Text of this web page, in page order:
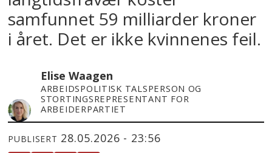
samfunnet 59 milliarder kroner
i året. Det er ikke kvinnenes feil.
Elise Waagen
ARBEIDSPOLITISK TALSPERSON OG
STORTINGSREPRESENTANT FOR
ARBEIDERPARTIET
PUBLISERT 28.05.2026 - 23:56